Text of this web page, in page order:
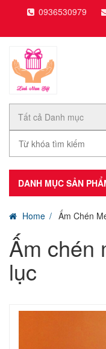
0936530979
DANH MỤC SẢN
Home Ấm Chén
Ấm chén
lục